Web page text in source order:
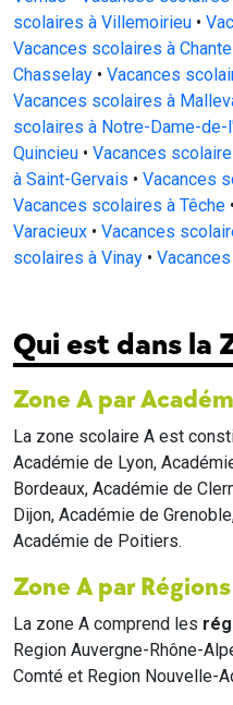
scolaires à Villemoirieu •
Vacances scolaires à
Chasselay • Vacances
Vacances scolaires à
scolaires à Notre-Dame-de-
Quincieu • Vacances
à Saint-Gervais • Vacances
Vacances scolaires à Têche •
Varacieux • Vacances
scolaires à Vinay •
Qui est dans la
Zone A par
La zone scolaire A est
Académie de Lyon,
Bordeaux, Académie de
Dijon, Académie de
Académie de Poitiers.
Zone A par Régions
La zone A comprend les
Region Auvergne-Rhône-
Comté et Region Nouvelle-